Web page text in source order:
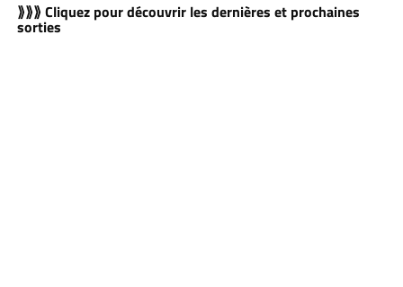
⟫⟫⟫ Cliquez pour découvrir les dernières et prochaines
sorties